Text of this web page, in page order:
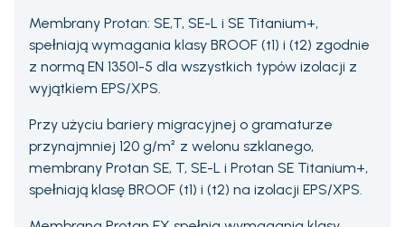
Membrany Protan: SE,T, SE-L i SE Titanium+,
spełniają wymagania klasy BROOF (t1) i (t2) zgodnie
z normą EN 13501-5 dla wszystkich typów izolacji z
wyjątkiem EPS/XPS.
Przy użyciu bariery migracyjnej o gramaturze
przynajmniej 120 g/m² z welonu szklanego,
membrany Protan SE, T, SE-L i Protan SE Titanium+,
spełniają klasę BROOF (t1) i (t2) na izolacji EPS/XPS.